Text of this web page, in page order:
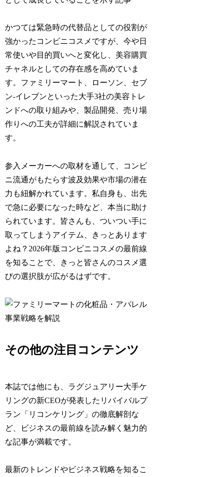
かつては緊急時の代替品としての役割が
強かったコンビニコスメですが、今や日
常使いや目的買いへと変化し、美容購買
チャネルとしての存在感を高めていま
す。ファミリーマート、ローソン、セブ
ン-イレブンといった大手3社の美容トレ
ンドへの取り組みや、製品開発、売り場
作りへの工夫が詳細に解説されていま
す。
参入メーカーへの取材を通して、コンビ
ニ流通がもたらす波及効果や市場の潜在
力も紐解かれています。私自身も、出先
で急に必要になった時など、本当に助け
られています。皆さんも、ついつい手に
取ってしまうアイテム、きっとあります
よね？2026年版コンビニコスメの最前線
を知ることで、きっと皆さんのコスメ選
びの選択肢が広がるはずです。
その他の注目コンテンツ
本誌では他にも、ラグジュアリー大手ケ
リングの新CEOが発表したリバイバルプ
ラン「リコンケリング」の徹底解剖な
ど、ビジネスの最前線を読み解く魅力的
な記事が満載です。
最新のトレンドやビジネス戦略を知るこ